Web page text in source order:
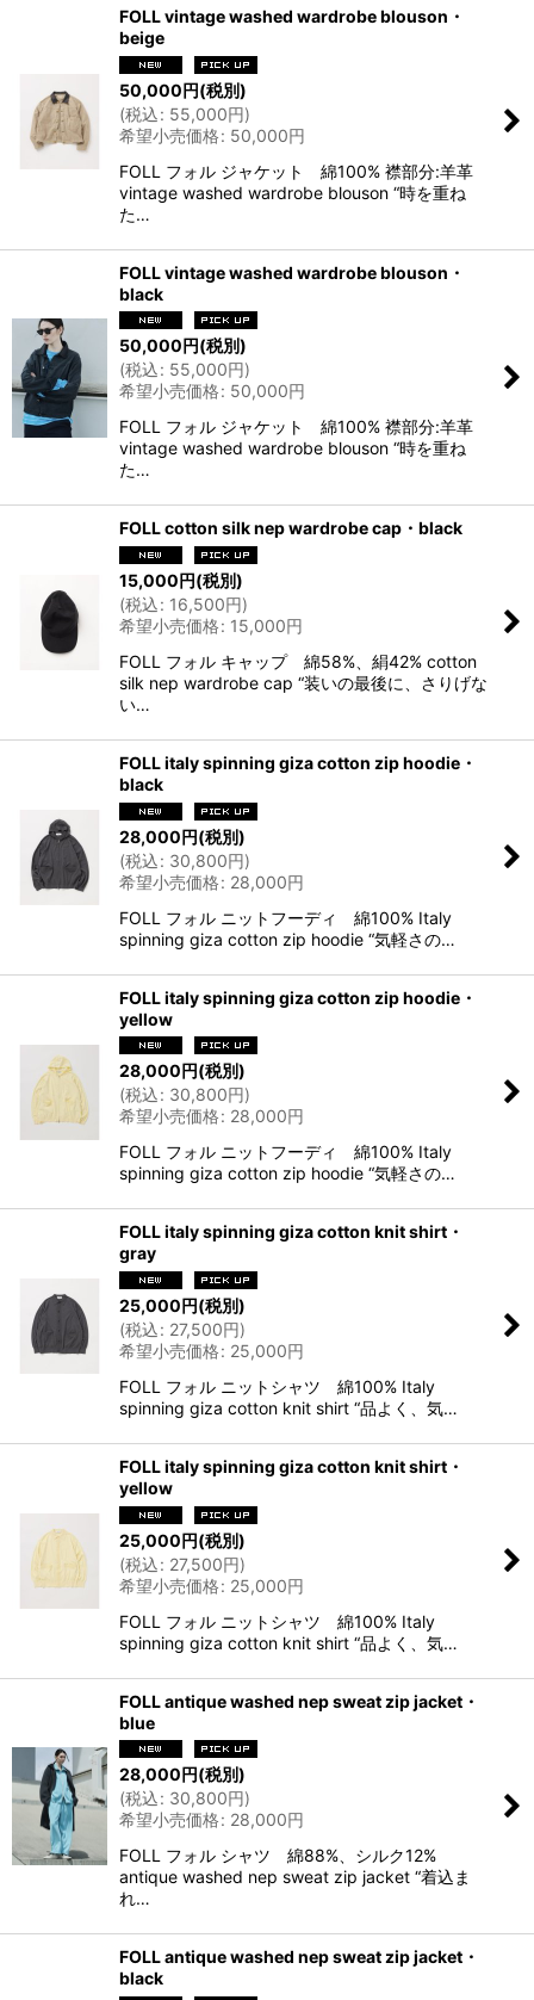
FOLL vintage washed wardrobe blouson・
beige
50,000円(税別)
(税込: 55,000円)
希望小売価格: 50,000円
FOLL フォル ジャケット 綿100% 襟部分:羊革
vintage washed wardrobe blouson “時を重ね
た…
FOLL vintage washed wardrobe blouson・
black
50,000 円(税別)
(税込: 55,000円)
希望小売価格: 50,000円
FOLL フォル ジャケット 綿100% 襟部分:羊革
vintage washed wardrobe blouson “時を重ね
た…
FOLL cotton silk nep wardrobe cap・black
15,000円(税別)
(税込: 16,500円)
希望小売価格: 15,000円
FOLL フォル キャップ 綿58%、絹42% cotton
silk nep wardrobe cap “装いの最後に、さりげな
い…
FOLL italy spinning giza cotton zip hoodie・
black
28,000円(税別)
(税込: 30,800円)
希望小売価格: 28,000円
FOLL フォル ニットフーディ 綿100% Italy
spinning giza cotton zip hoodie “気軽さの…
FOLL italy spinning giza cotton zip hoodie・
yellow
28,000 円(税別)
(税込: 30,800円)
希望小売価格: 28,000円
FOLL フォル ニットフーディ 綿100% Italy
spinning giza cotton zip hoodie “気軽さの…
FOLL italy spinning giza cotton knit shirt・
gray
25,000円(税別)
(税込: 27,500円)
希望小売価格: 25,000円
FOLL フォル ニットシャツ 綿100% Italy
spinning giza cotton knit shirt “品よく、気…
FOLL italy spinning giza cotton knit shirt・
yellow
25,000円(税別)
(税込: 27,500円)
希望小売価格: 25,000円
FOLL フォル ニットシャツ 綿100% Italy
spinning giza cotton knit shirt “品よく、気…
FOLL antique washed nep sweat zip jacket・
blue
28,000 円(税別)
(税込: 30,800円)
希望小売価格: 28,000円
FOLL フォル シャツ 綿88%、シルク12%
antique washed nep sweat zip jacket “着込ま
れ…
FOLL antique washed nep sweat zip jacket・
black